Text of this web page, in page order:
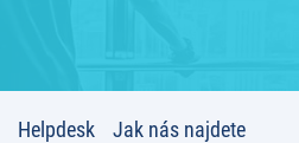
Helpdesk
Jak nás najdete